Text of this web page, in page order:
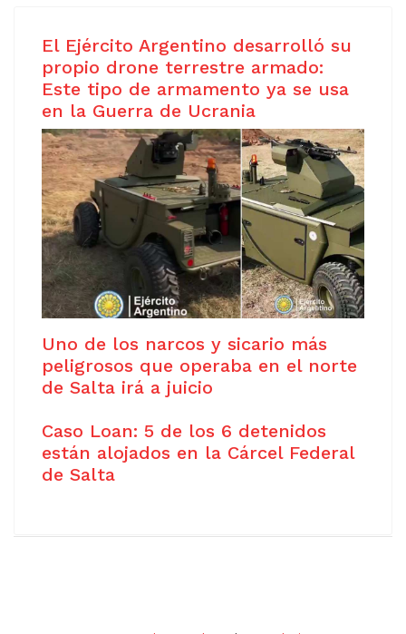
El Ejército Argentino desarrolló su
propio drone terrestre armado:
Este tipo de armamento ya se usa
en la Guerra de Ucrania
Uno de los narcos y sicario más
peligrosos que operaba en el norte
de Salta irá a juicio
Caso Loan: 5 de los 6 detenidos
están alojados en la Cárcel Federal
de Salta